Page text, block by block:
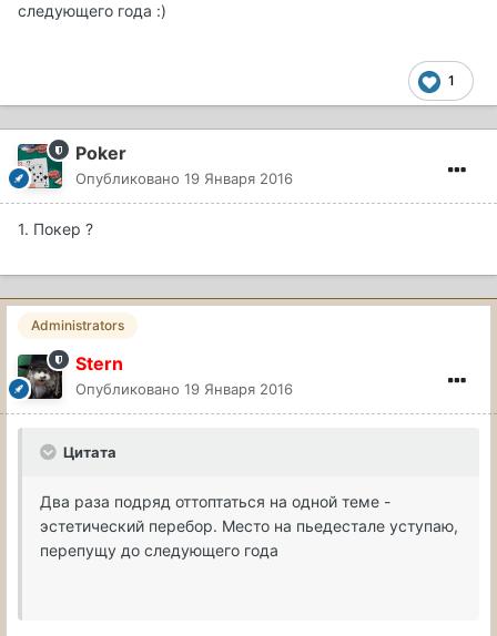
следующего года :)
1
Poker
Опубликовано 19 Января 2016
1. Покер ?
Administrators
Stern
Опубликовано 19 Января 2016
Цитата
Два раза подряд оттоптаться на одной теме -
эстетический перебор. Место на пьедестале уступаю,
перепущу до следующего года